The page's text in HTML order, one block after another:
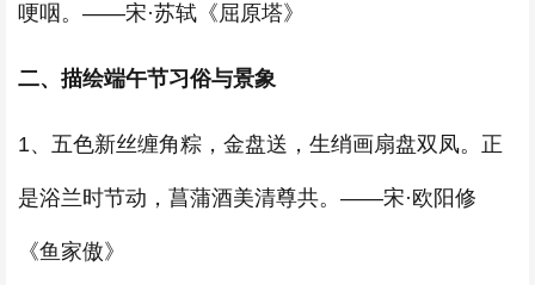
哽咽。——宋·苏轼《屈原塔》
二、描绘端午节习俗与景象
1、五色新丝缠角粽，金盘送，生绡画扇盘双凤。正
是浴兰时节动，菖蒲酒美清尊共。——宋·欧阳修
《鱼家傲》